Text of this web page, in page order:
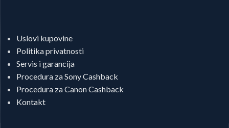
Uslovi kupovine
Politika privatnosti
Servis i garancija
Procedura za Sony Cashback
Procedura za Canon Cashback
Kontakt